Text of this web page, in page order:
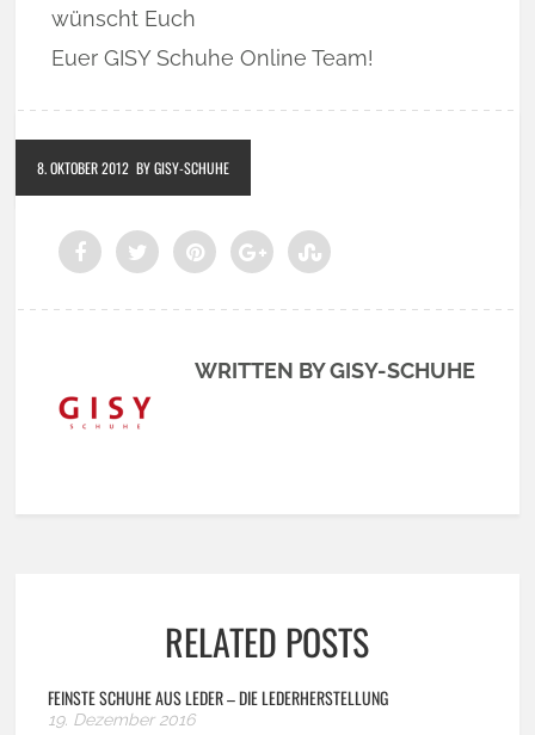
wünscht Euch
Euer GISY Schuhe Online Team!
8. OKTOBER 2012 BY GISY-SCHUHE
WRITTEN BY GISY-SCHUHE
RELATED POSTS
FEINSTE SCHUHE AUS LEDER – DIE LEDERHERSTELLUNG
19. Dezember 2016